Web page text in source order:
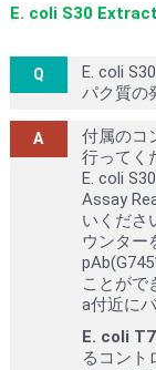
E. coli S30
E. coli
パク質の
付属のコ
行ってく
E. coli
Assay
いくださ
ウンター
ことがで
a付近に
E. coli
るコント